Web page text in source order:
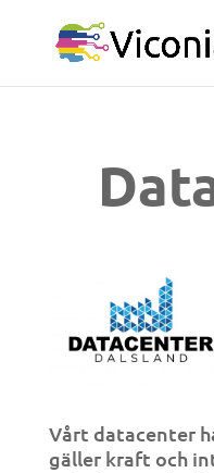
Vårt datacenter
gäller kraft och